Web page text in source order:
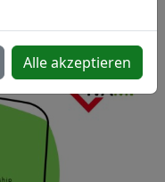
Alle akzeptieren